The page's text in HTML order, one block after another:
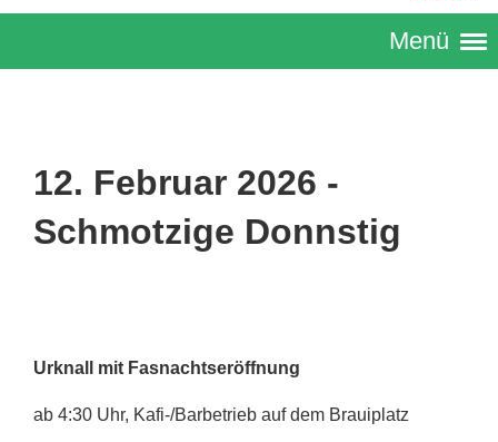
Menü
12. Februar 2026 -
Schmotzige Donnstig
Urknall mit Fasnachtseröffnung
ab 4:30 Uhr, Kafi-/Barbetrieb auf dem Brauiplatz